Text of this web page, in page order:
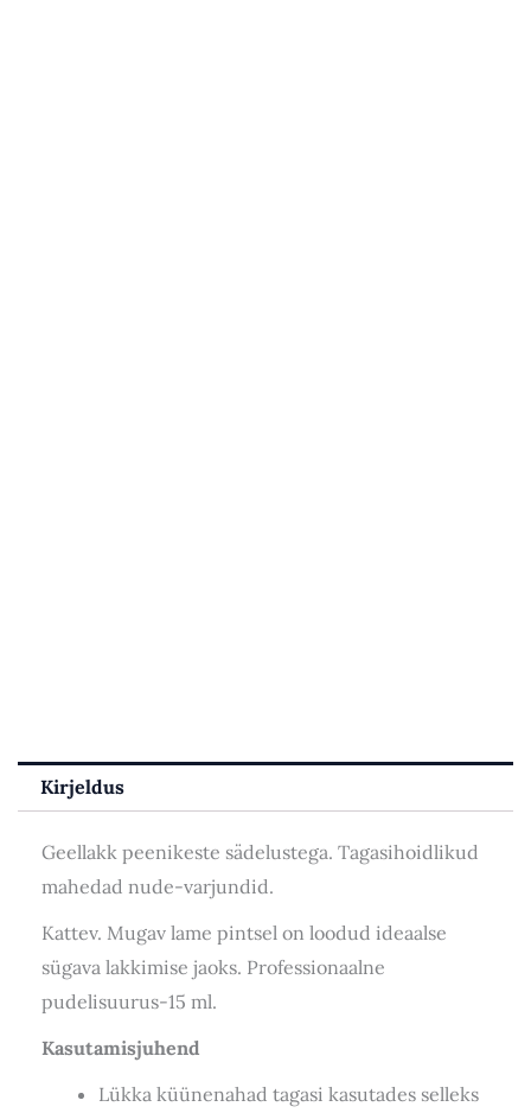
Kirjeldus
Geellakk peenikeste sädelustega. Tagasihoidlikud
mahedad nude-varjundid.
Kattev. Mugav lame pintsel on loodud ideaalse
sügava lakkimise jaoks. Professionaalne
pudelisuurus-15 ml.
Kasutamisjuhend
Lükka küünenahad tagasi kasutades selleks